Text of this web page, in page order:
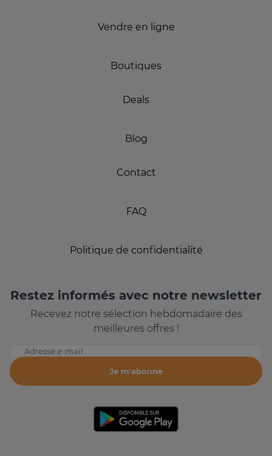
Vendre en ligne
Boutiques
Deals
Blog
Contact
FAQ
Politique de confidentialité
Restez informés avec notre newsletter
Recevez notre sélection hebdomadaire des
meilleures offres !
Adresse e-mail
Je m'abonne